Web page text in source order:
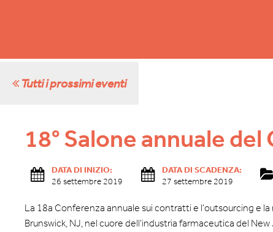
Tutti i prossimi eventi
18° Salone annuale
DATA DI INIZIO:
26 settembre 2019
DATA DI SCADENZA:
27 settembre 2019
La 18a Conferenza annuale sui contratti e l'outsourcing e
Brunswick, NJ, nel cuore dell'industria farmaceutica del